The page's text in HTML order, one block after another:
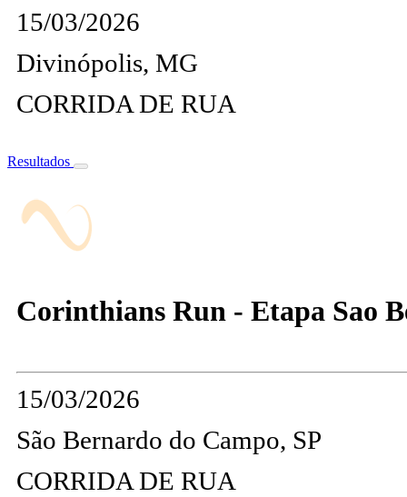
15/03/2026
Divinópolis, MG
CORRIDA DE RUA
Resultados
Corinthians Run - Etapa Sao
15/03/2026
São Bernardo do Campo, SP
CORRIDA DE RUA